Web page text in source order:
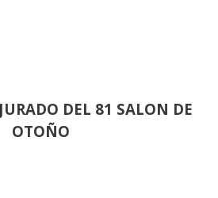
DEL 81 SALON DE
OTOÑO